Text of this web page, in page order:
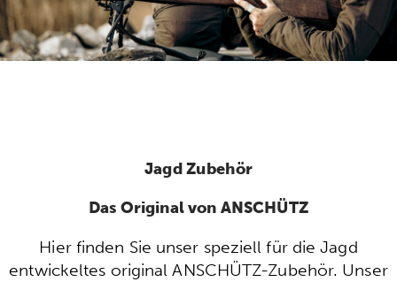
Jagd Zubehör
Das Original von ANSCHÜTZ
Hier finden Sie unser speziell für die Jagd
entwickeltes original ANSCHÜTZ-Zubehör. Unser